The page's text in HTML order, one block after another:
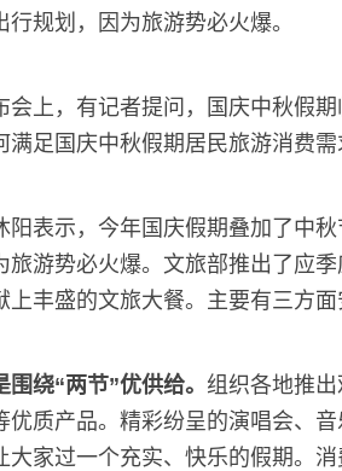
行规划，因为旅游势必火爆。
，有记者提问，国庆中秋假期
满足国庆中秋假期居民旅游消费需
示，今年国庆假期叠加了中秋
旅游势必火爆。文旅部推出了应
上丰盛的文旅大餐。主要有三方面
围绕“两节”优供给。 组织各地推
优质产品。精彩纷呈的演唱会、
大家过一个充实、快乐的假期。